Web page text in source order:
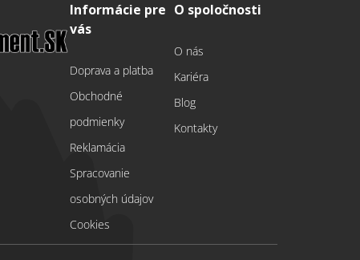
Informácie pre
vás
Doprava a platba
Obchodné
podmienky
Reklamácia
Spracovanie
osobných údajov
Cookies
O spoločnosti
O nás
Kariéra
Blog
Kontakty